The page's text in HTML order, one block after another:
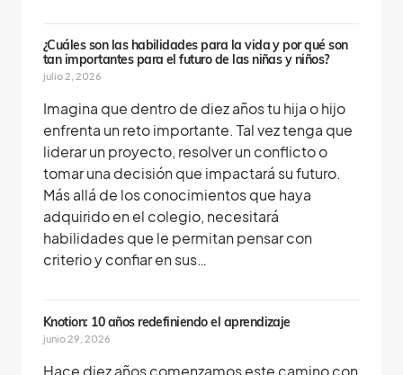
¿Cuáles son las habilidades para la vida y por qué son
tan importantes para el futuro de las niñas y niños?
julio 2, 2026
Imagina que dentro de diez años tu hija o hijo
enfrenta un reto importante. Tal vez tenga que
liderar un proyecto, resolver un conflicto o
tomar una decisión que impactará su futuro.
Más allá de los conocimientos que haya
adquirido en el colegio, necesitará
habilidades que le permitan pensar con
criterio y confiar en sus…
Knotion: 10 años redefiniendo el aprendizaje
junio 29, 2026
Hace diez años comenzamos este camino con